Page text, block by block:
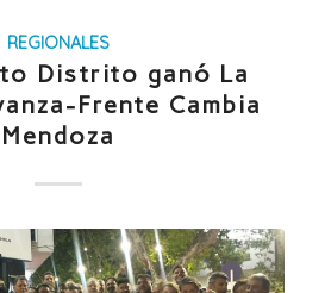
REGIONALES
Distrito ganó La
Frente Cambia
Mendoza